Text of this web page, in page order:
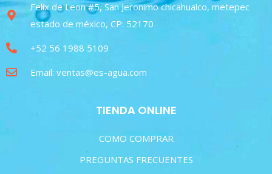
Felix de Leon #5, San Jeronimo chicahualco, metepec
estado de méxico, CP: 52170
+52 56 1988 5109
Email: ventas@es-agua.com
TIENDA ONLINE
COMO COMPRAR
PREGUNTAS FRECUENTES